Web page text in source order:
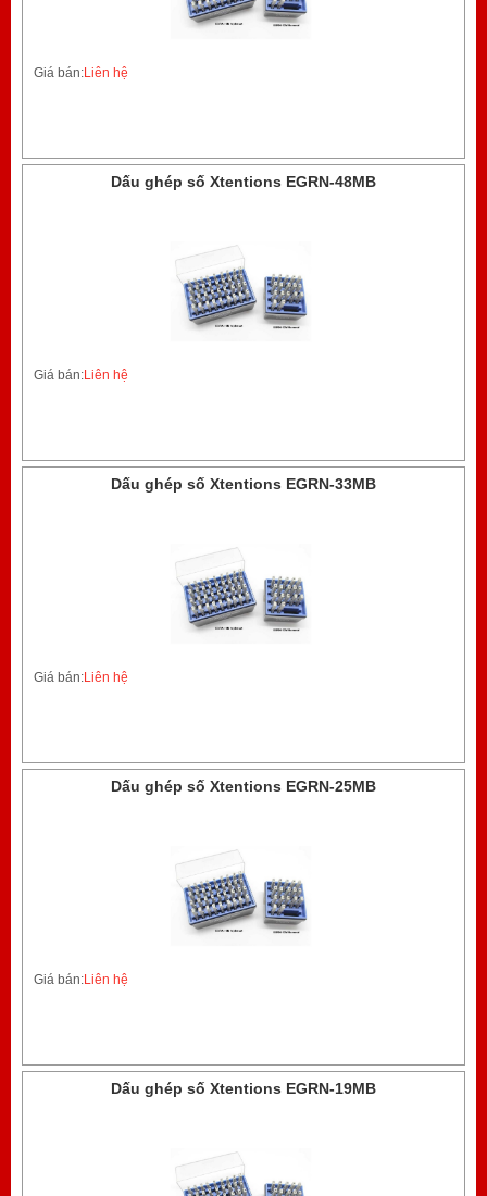
Giá bán:Liên hệ
Dấu ghép số Xtentions EGRN-48MB
Giá bán:Liên hệ
Dấu ghép số Xtentions EGRN-33MB
Giá bán:Liên hệ
Dấu ghép số Xtentions EGRN-25MB
Giá bán:Liên hệ
Dấu ghép số Xtentions EGRN-19MB